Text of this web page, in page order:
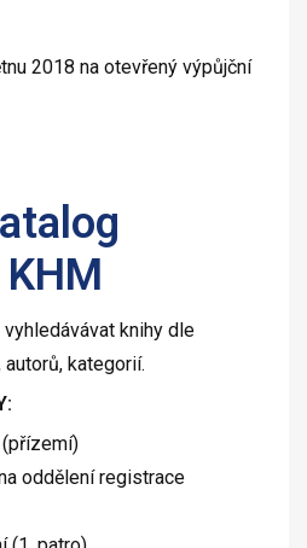
2018 na otevřený výpůjční
knihy dle
kategorií.
oddělení registrace